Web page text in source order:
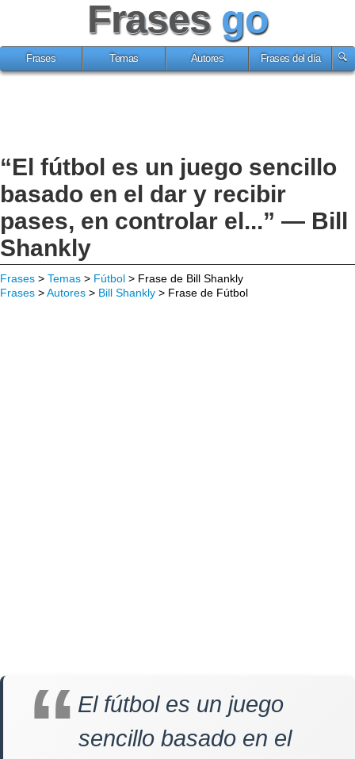
Frases go
Frases Temas Autores Frases del día
“El fútbol es un juego sencillo
basado en el dar y recibir
pases, en controlar el...” — Bill
Shankly
Frases > Temas > Fútbol > Frase de Bill Shankly
Frases >Autores > Bill Shankly > Frase de Fútbol
El fútbol es un juego
sencillo basado en el